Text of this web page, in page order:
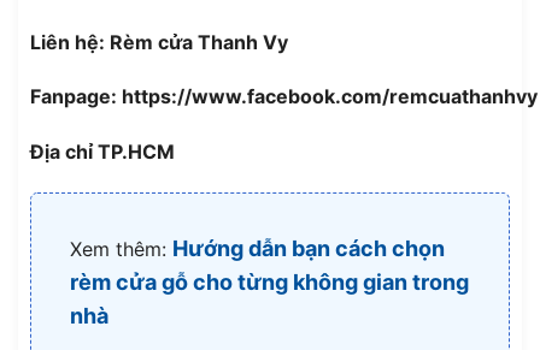
Liên hệ: Rèm cửa Thanh Vy
Fanpage: https://www.facebook.com/remcuathanhvy
Địa chỉ TP.HCM
Xem thêm: Hướng dẫn bạn cách chọn
rèm cửa gỗ cho từng không gian trong
nhà